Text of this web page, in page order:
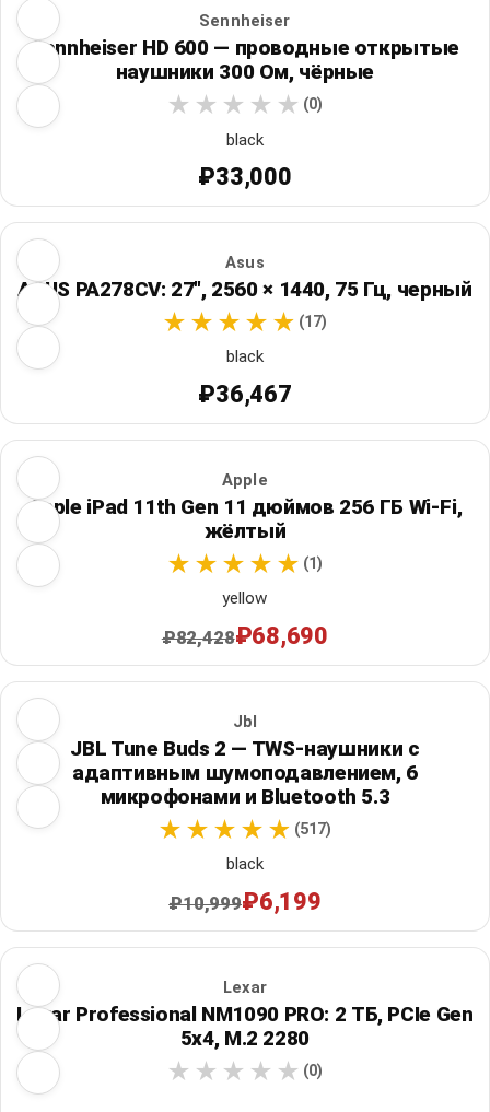
Sennheiser
Sennheiser HD 600 — проводные открытые
наушники 300 Ом, чёрные
(0)
black
₽33,000
Asus
ASUS PA278CV: 27", 2560 × 1440, 75 Гц, черный
(17)
black
₽36,467
Apple
Apple iPad 11th Gen 11 дюймов 256 ГБ Wi‑Fi,
жёлтый
(1)
yellow
₽82,428₽68,690
Jbl
JBL Tune Buds 2 — TWS-наушники с
адаптивным шумоподавлением, 6
микрофонами и Bluetooth 5.3
(517)
black
₽10,999₽6,199
Lexar
Lexar Professional NM1090 PRO: 2 ТБ, PCIe Gen
5x4, M.2 2280
(0)